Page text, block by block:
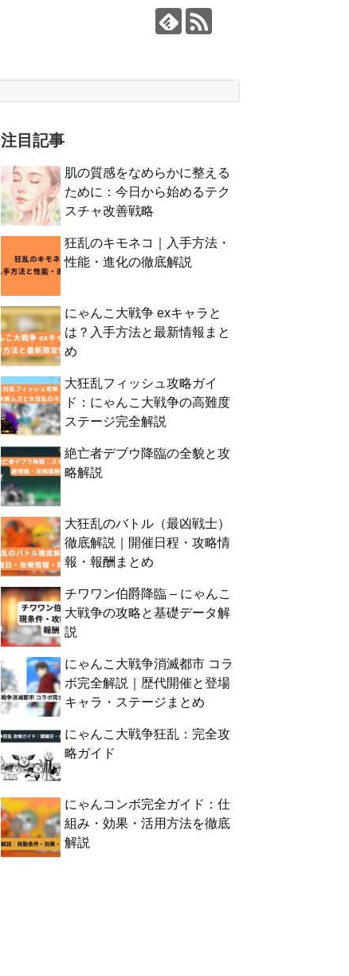
注目記事
肌の質感をなめらかに整える
ために：今日から始めるテク
スチャ改善戦略
狂乱のキモネコ｜入手方法・
性能・進化の徹底解説
にゃんこ大戦争 exキャラと
は？入手方法と最新情報まと
め
大狂乱フィッシュ攻略ガイ
ド：にゃんこ大戦争の高難度
ステージ完全解説
絶亡者デブウ降臨の全貌と攻
略解説
大狂乱のバトル（最凶戦士）
徹底解説｜開催日程・攻略情
報・報酬まとめ
チワワン伯爵降臨 – にゃんこ
大戦争の攻略と基礎データ解
説
にゃんこ大戦争消滅都市 コラ
ボ完全解説｜歴代開催と登場
キャラ・ステージまとめ
にゃんこ大戦争狂乱：完全攻
略ガイド
にゃんコンボ完全ガイド：仕
組み・効果・活用方法を徹底
解説